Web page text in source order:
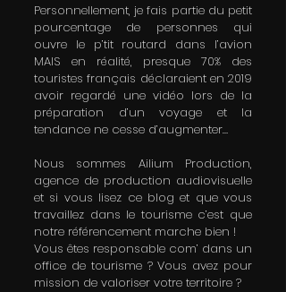
Personnellement, je fais partie du petit
pourcentage de personnes qui
ouvre le p’tit routard dans l’avion
MAIS en réalité, presque 70% des
touristes français déclaraient en 2019
avoir regardé une vidéo lors de la
préparation d’un voyage et la
tendance ne cesse d’augmenter…
Nous sommes Ailium Production,
agence de production audiovisuelle
et si vous lisez ce blog et que vous
travaillez dans le tourisme c’est que
notre référencement marche bien !
Vous êtes responsable com’ dans un
office de tourisme ? Vous avez pour
mission de valoriser votre territoire ?